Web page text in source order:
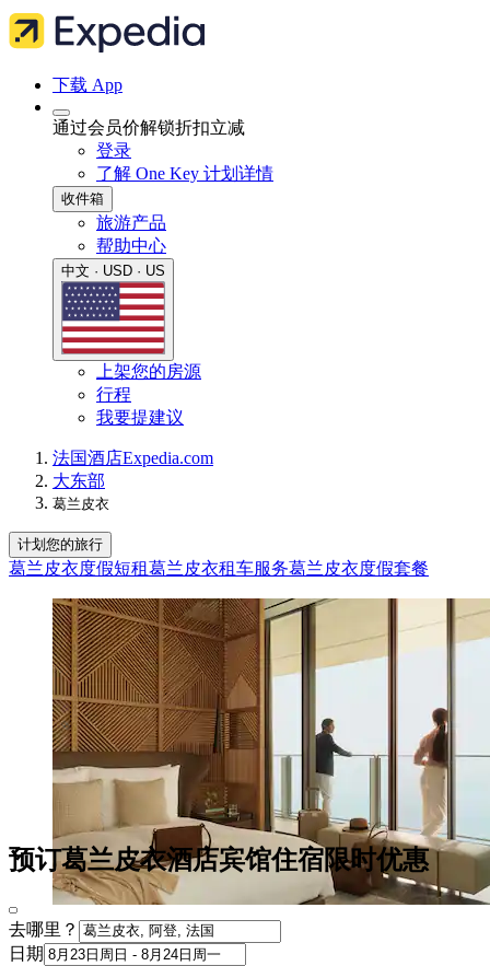
下载 App
通过会员价解锁折扣立减
登录
了解 One Key 计划详情
收件箱
旅游产品
帮助中心
中文 · USD · US
上架您的房源
行程
我要提建议
法国酒店Expedia.com
大东部
葛兰皮衣
计划您的旅行
葛兰皮衣度假短租葛兰皮衣租车服务葛兰皮衣度假套餐
预订葛兰皮衣酒店宾馆住宿限时优惠
去哪里？
日期